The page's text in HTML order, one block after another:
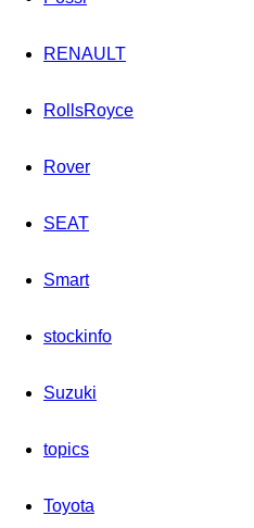
RENAULT
RollsRoyce
Rover
SEAT
Smart
stockinfo
Suzuki
topics
Toyota